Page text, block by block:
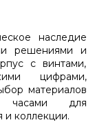
наследие
решениями и
с винтами,
цифрами,
материалов
часами для
и коллекции.